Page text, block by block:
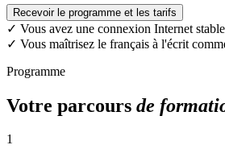
Recevoir le programme et les tarifs
✓ Vous avez une connexion Internet
✓ Vous maîtrisez le français à l'écrit
Programme
Votre parcours de
1